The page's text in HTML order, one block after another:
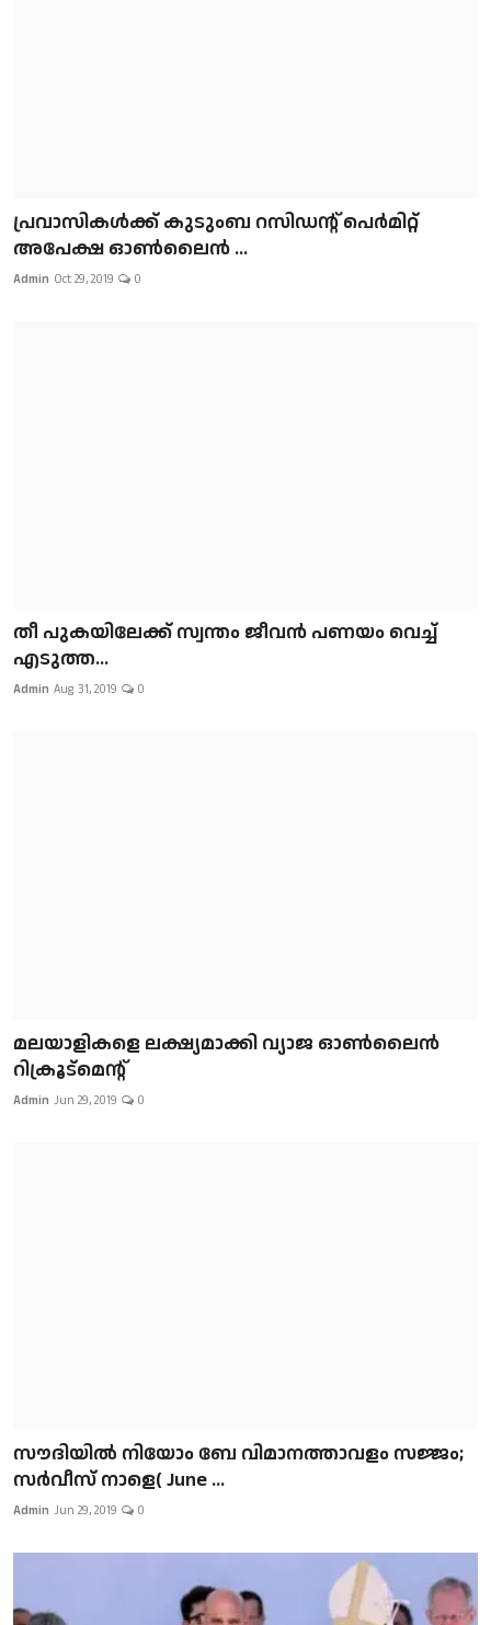
പ്രവാസികള്‍ക്ക് കുടുംബ റസിഡന്റ് പെർമിറ്റ്
അപേക്ഷ ഓൺലൈൻ ...
Admin Oct 29, 2019 0
​​​​​​​തീ പുകയിലേക്ക് സ്വന്തം ജീവന്‍ പണയം വെച്ച്
എടുത്ത...
Admin Aug 31, 2019 0
മലയാളികളെ ലക്ഷ്യമാക്കി വ്യാജ ഓൺലൈൻ
റിക്രൂട്മെന്റ്
Admin Jun 29, 2019 0
സൗദിയിൽ നിയോം ബേ വിമാനത്താവളം സജ്ജം;
സർവീസ് നാളെ( June ...
Admin Jun 29, 2019 0